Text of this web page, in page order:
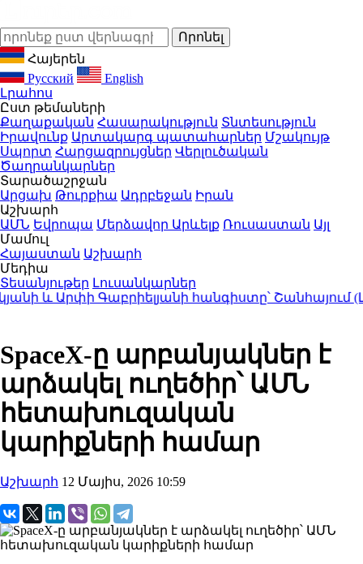
Հայերեն
Русский
English
Լրահոս
Ըստ թեմաների
Քաղաքական Հասարակություն Տնտեսություն
Իրավունք Արտակարգ պատահարներ Մշակույթ
Սպորտ Հարցազրույցներ Վերլուծական
Ծաղրանկարներ
Տարածաշրջան
Արցախ Թուրքիա Ադրբեջան Իրան
Աշխարհ
ԱՄՆ Եվրոպա Մերձավոր Արևելք Ռուսաստան Այլ
Մամուլ
Հայաստան Աշխարհ
Մեդիա
Տեսանյութեր Լուսանկարներ
և Արփի Գաբրիելյանի հանգիստը՝ Շանհայում
SpaceX-ը արբանյակներ է
արձակել ուղեծիր՝ ԱՄՆ
հետախուզական
կարիքների համար
Աշխարհ 12 Մայիս, 2026 10:59